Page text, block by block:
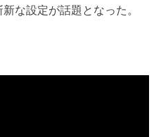
な設定が話題となった。